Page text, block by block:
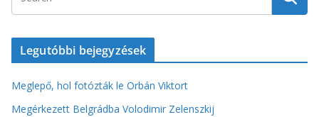
Legutóbbi bejegyzések
Meglepő, hol fotózták le Orbán Viktort
Megérkezett Belgrádba Volodimir Zelenszkij